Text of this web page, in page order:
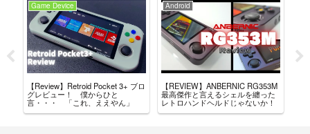
Game Device
【Review】Retroid Pocket 3+ ブロ
グレビュー！ 僕からひと
言・・・ 「これ、ええやん」
Android
【REVIEW】ANBERNIC RG353M
最高傑作と言えるシェルを纏った
レトロハンドヘルドじゃないか！